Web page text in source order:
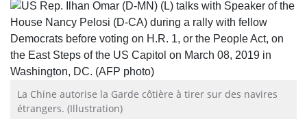
La Chine autorise la Garde côtière à tirer sur des navires
étrangers. (Illustration)